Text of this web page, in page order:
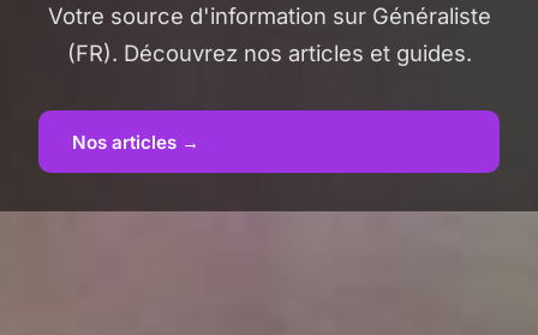
Votre source d'information sur Généraliste
(FR). Découvrez nos articles et guides.
Nos articles →